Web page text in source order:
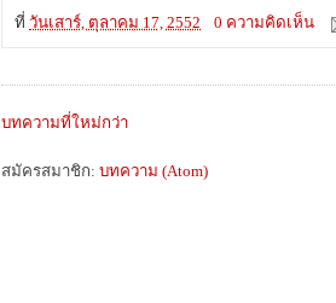
ที่ วันเสาร์, ตุลาคม 17, 2552 0 ความคิดเห็น
บทความที่ใหม่กว่า
สมัครสมาชิก: บทความ (Atom)